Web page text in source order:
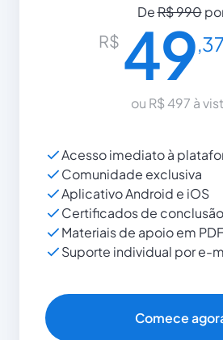
DeR$ 990
R$ 49,37
ou R$ 497 à
Acesso imediato à
Comunidade exclusiva
Aplicativo Android e iOS
Certificados de conclusão
Materiais de apoio em PDF
Suporte individual por e-
Comece